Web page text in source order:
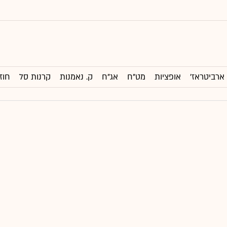
ארביטראז' אופציות מט"ח אג"ח ק. נאמנות קרנות סל